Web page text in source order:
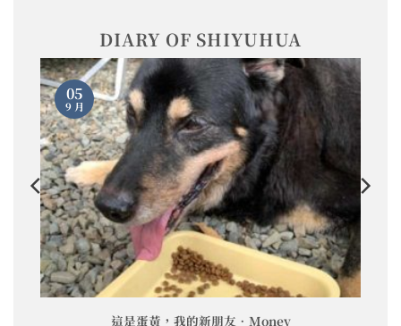
DIARY OF SHIYUHUA
這是蛋黃，我的新朋友•Money
05
9 月